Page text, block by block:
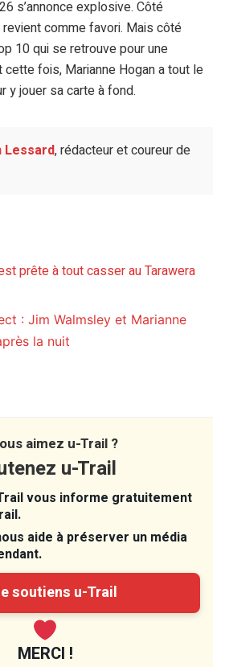
s’annonce explosive. Côté
comme favori. Mais côté
10 qui se retrouve pour une
cette fois, Marianne Hogan a tout le
y jouer sa carte à fond.
Lessard, rédacteur et coureur de
prête à tout casser au Tarawera
: Jim Walmsley et Marianne
la nuit
aimez u-Trail ?
u-Trail
vous informe gratuitement
aide à préserver un média
soutiens u-Trail
MERCI !